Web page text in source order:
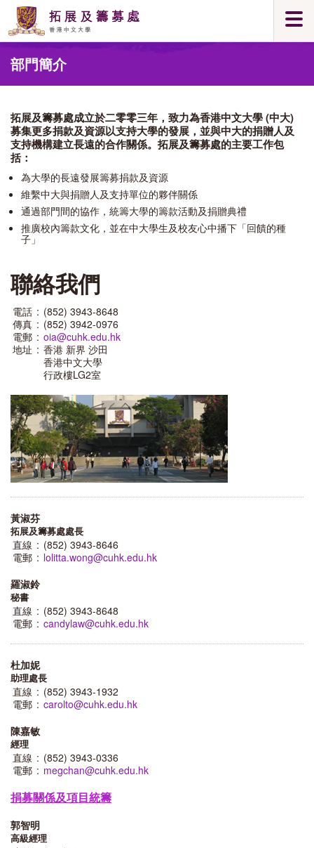
Skip
main
content
部門簡介
拓展及籌募處成立於二零零三年，致力為香港中文大學 (中大)
募集更多捐款及資源以支持大學的發展，並與中大的捐贈人及
支持機構建立長遠的合作關係。拓展及籌募處的主要工作包
括：
為大學的長遠發展籌募捐款及資源
維繫中大與捐贈人及支持單位的夥伴關係
通過部門間的協作，統籌大學的籌款活動及捐贈典禮
推廣校內籌款文化，並在中大學生及校友心中播下「回饋的種
子」
聯絡我們
電話 : (852) 3943-8648
傳真 : (852) 3942-0976
電郵 : oia@cuhk.edu.hk
地址 : 香港 新界 沙田
香港中文大學
行政樓LG2室
黃淑芬
拓展及籌募處處長
直線 : (852) 3943-8646
電郵 : lolitta.wong@cuhk.edu.hk
羅淑鈴
秘書
直線 : (852) 3943-8648
電郵 : candylaw@cuhk.edu.hk
杜加妮
助理處長
直線 : (852) 3943-1932
電郵 : carolto@cuhk.edu.hk
陳嘉敏
經理
直線 : (852) 3943-0336
電郵 : megchan@cuhk.edu.hk
捐募關係及項目統籌
郭智明
高級經理